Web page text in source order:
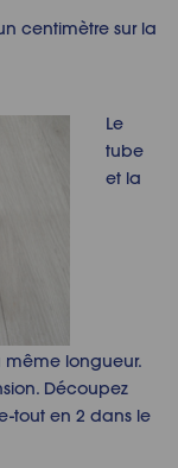
centimètre sur la
Le
tube
et la
même longueur.
Découpez
tout en 2 dans le